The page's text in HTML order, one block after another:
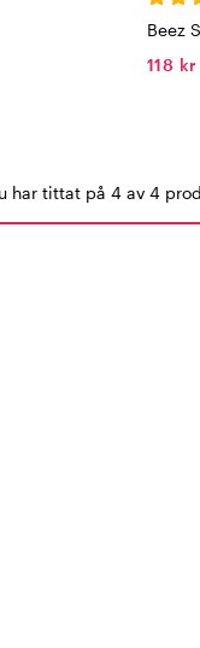
Beez
118 kr
har tittat på 4 av 4